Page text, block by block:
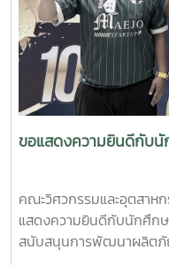
ขอแสดงความยินดีกับ
คณะวิศวกรรมและอุตสาห
แสดงความยินดีกับนักศึก
สนับสนุนการพัฒนาผลิต